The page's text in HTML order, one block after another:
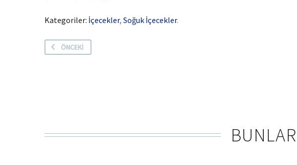
Kategoriler: İçecekler, Soğuk İçecekler.
ÖNCEKI